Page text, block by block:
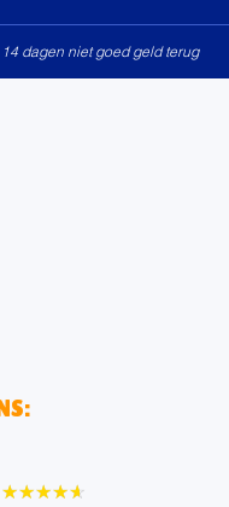
14 dagen niet goed geld terug
★★★★★